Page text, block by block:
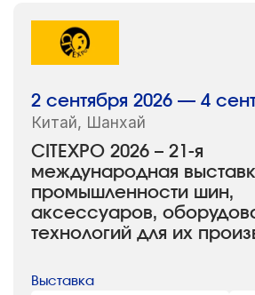
CITEXPO 2026 – 21-я
международная
промышленности шин,
аксессуаров,
технологий для их
2 сентября 2026 — 4
Китай, Шанхай
Выставка